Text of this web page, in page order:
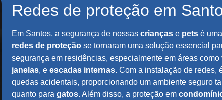
Redes de proteção em
Em Santos, a segurança de nossas crianças e pets é
redes de proteção se tornaram uma solução essencial
segurança em residências, especialmente em áreas como
janelas, e escadas internas. Com a instalação de redes,
quedas acidentais, proporcionando um ambiente seguro
quanto para gatos. Além disso, a proteção em